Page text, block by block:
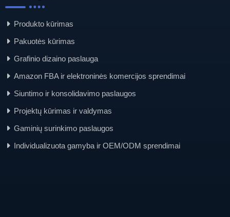
Produkto kūrimas
Pakuotės kūrimas
Grafinio dizaino paslauga
Amazon FBA ir elektroninės komercijos sprendimai
Siuntimo ir konsolidavimo paslaugos
Projektų kūrimas ir valdymas
Gaminių surinkimo paslaugos
Individualizuota gamyba ir OEM/ODM sprendimai